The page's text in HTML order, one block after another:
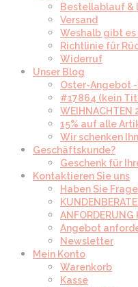
Bestellablauf &
Versand
Weshalb gibt
Richtlinie für
Widerruf
Unser Blog
Oster-Angebot -
#17864 (kein
WEIHNACHTEN
15% auf alle
Wir schenken
Geschäftskunde?
Geschenk für
Kontaktieren Sie uns
Haben Sie
ANFORDERUNG
Angebot
Newsletter
Mein Konto
Warenkorb
Kasse